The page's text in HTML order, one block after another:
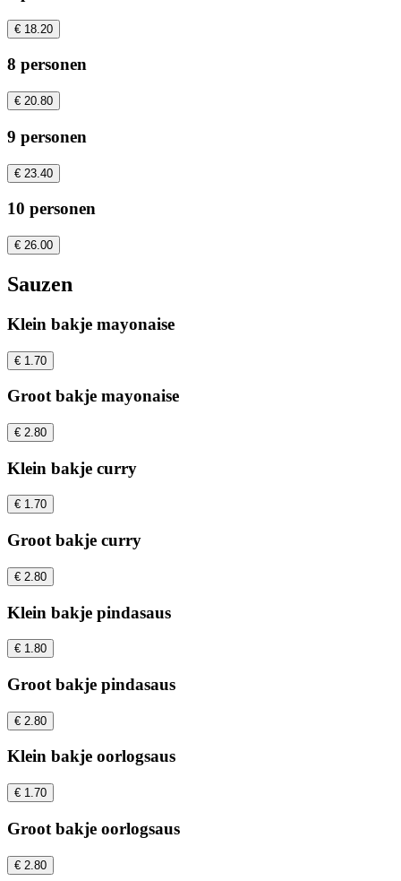
€ 18.20
8 personen
€ 20.80
9 personen
€ 23.40
10 personen
€ 26.00
Sauzen
Klein bakje mayonaise
€ 1.70
Groot bakje mayonaise
€ 2.80
Klein bakje curry
€ 1.70
Groot bakje curry
€ 2.80
Klein bakje pindasaus
€ 1.80
Groot bakje pindasaus
€ 2.80
Klein bakje oorlogsaus
€ 1.70
Groot bakje oorlogsaus
€ 2.80